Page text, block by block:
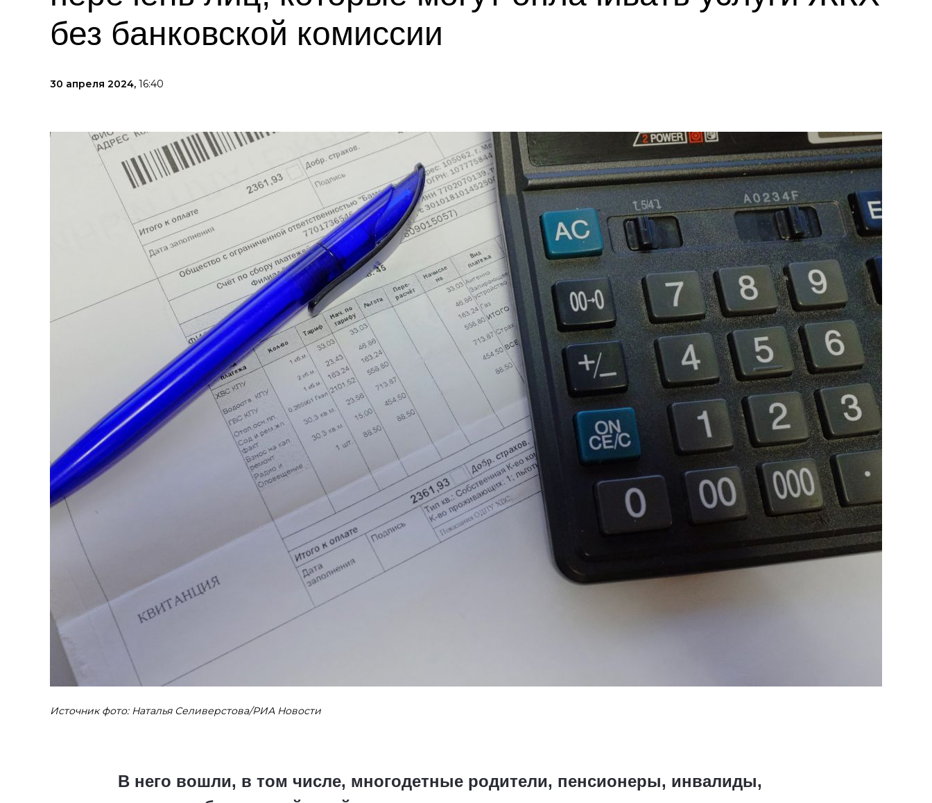
без банковской комиссии
30 апреля 2024, 16:40
Источник фото: Наталья Селиверстова/РИА Новости
В него вошли, в том числе, многодетные родители, пенсионеры, инвалиды,